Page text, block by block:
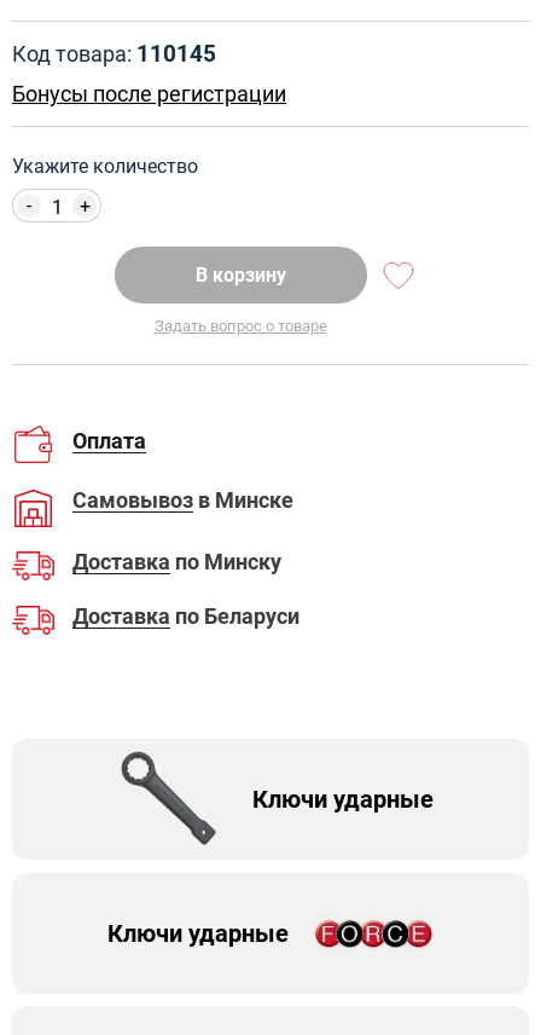
Код товара: 110145
Бонусы после регистрации
Укажите количество
+
-
В корзину
Задать вопрос о товаре
Оплата
Самовывоз в Минске
Доставка по Минску
Доставка по Беларуси
Ключи ударные
Ключи ударные